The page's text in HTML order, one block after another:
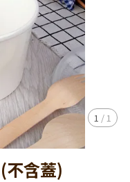
1 / 1
含蓋)